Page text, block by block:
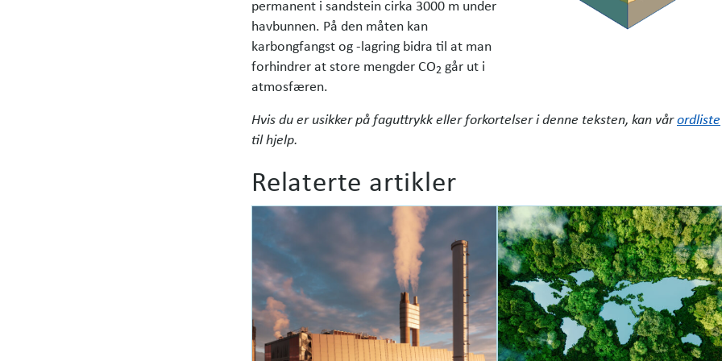
permanent i sandstein cirka 3000 m under
havbunnen. På den måten kan
karbongfangst og -lagring bidra til at man
forhindrer at store mengder CO2 går ut i
atmosfæren.
Hvis du er usikker på faguttrykk eller forkortelser i denne teksten, kan vårordliste
til hjelp.
Relaterte artikler